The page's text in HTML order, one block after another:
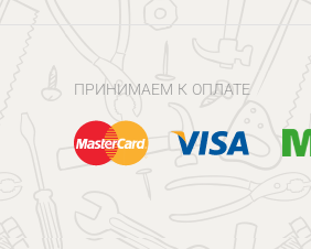
ПРИНИМАЕМ К ОПЛАТЕ